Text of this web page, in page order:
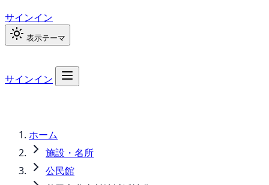
サインイン
表示テーマ
サインイン
ホーム
施設・名所
公民館